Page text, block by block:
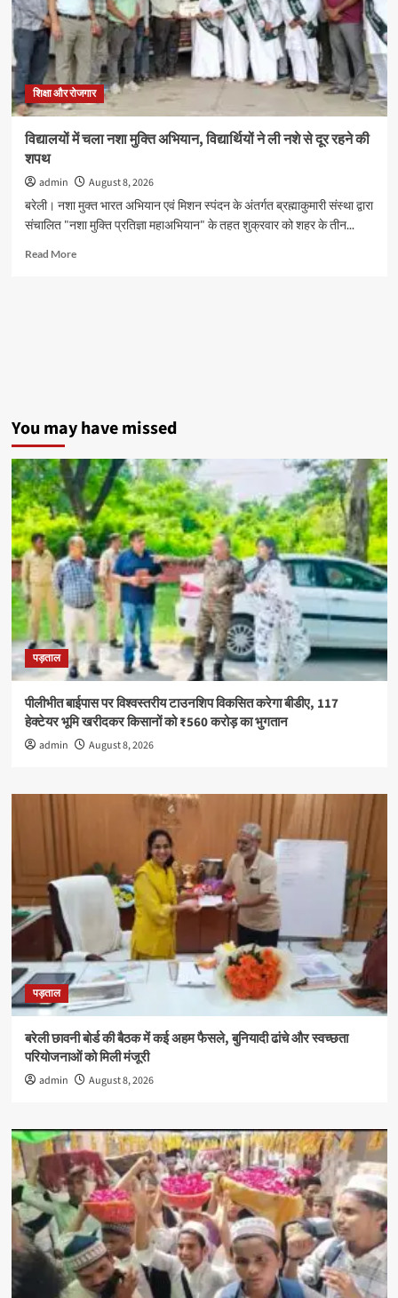
6
वर्ष
के
नन्हे
शिवभक्त
करेंगे
रुद्राभिषेक,
स्कूलों
बच्चों
मिलेगा
मौका
शिक्षा और रोजगार
विद्यालयों में चला नशा मुक्ति अभियान, विद्यार्थियों ने ली नशे से दूर रहने की
शपथ
admin
August 8, 2026
बरेली। नशा मुक्त भारत अभियान एवं मिशन स्पंदन के अंतर्गत ब्रह्माकुमारी संस्था द्वारा
संचालित "नशा मुक्ति प्रतिज्ञा महाअभियान" के तहत शुक्रवार को शहर के तीन...
Read MoreRead
ली
से
दूर
रहने
की
शपथ
You may have missed
पड़ताल
पीलीभीत बाईपास पर विश्वस्तरीय टाउनशिप विकसित करेगा बीडीए, 117
हेक्टेयर भूमि खरीदकर किसानों को ₹560 करोड़ का भुगतान
admin August 8, 2026
पड़ताल
बरेली छावनी बोर्ड की बैठक में कई अहम फैसले, बुनियादी ढांचे और स्वच्छता
परियोजनाओं को मिली मंजूरी
admin August 8, 2026